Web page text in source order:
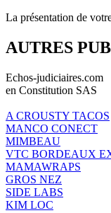
La présentation de
AUTRES
Echos-judiciaires.com
en Constitution SAS
A CROUSTY TACOS
MANCO CONECT
MIMBEAU
VTC BORDEAUX
MAMAWRAPS
GROS NEZ
SIDE LABS
KIM LOC